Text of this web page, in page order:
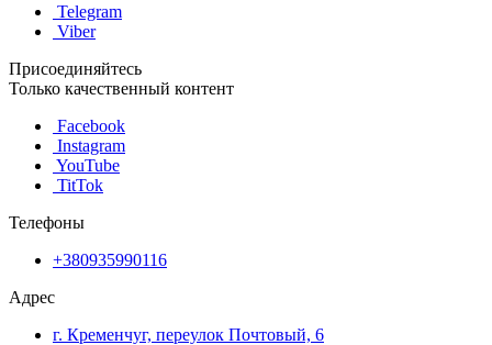
Telegram
Viber
Присоединяйтесь
Только качественный контент
Facebook
Instagram
YouTube
TitTok
Телефоны
+380935990116
Адрес
г. Кременчуг, переулок Почтовый, 6